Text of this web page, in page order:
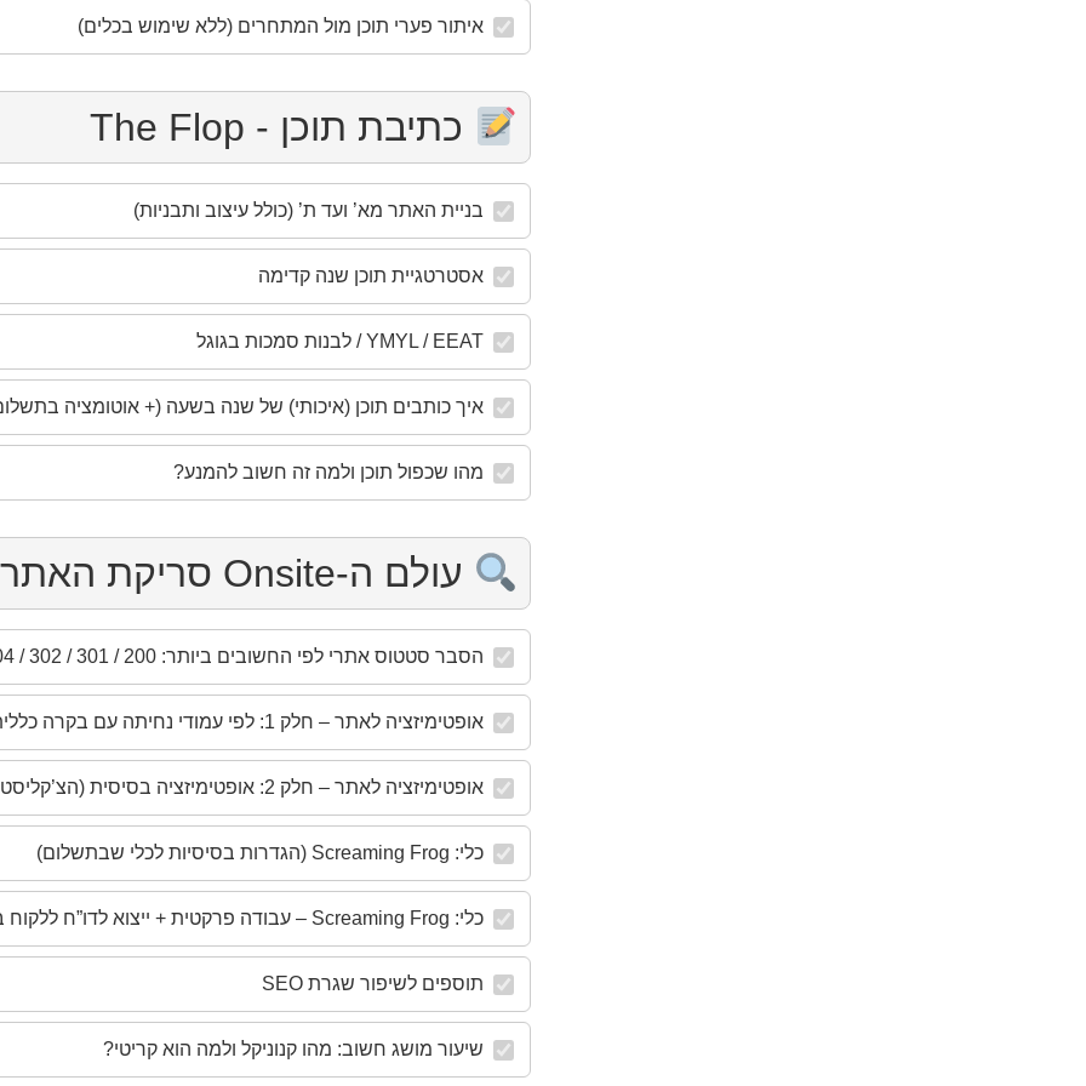
איתור פערי תוכן מול המתחרים (ללא שימוש בכלים)
כתיבת תוכן - The Flop
בניית האתר מא’ ועד ת’ (כולל עיצוב ותבניות)
אסטרטגיית תוכן שנה קדימה
YMYL / EEAT / לבנות סמכות בגוגל
איך כותבים תוכן (איכותי) של שנה בשעה (+ אוטומציה
מהו שכפול תוכן ולמה זה חשוב להמנע?
עולם ה-Onsite סריקת האתר - Full Scan
הסבר סטטוס אתרי לפי החשובים ביותר: 200 / 301 / 302 / 404 / 500
אופטימיזציה לאתר – חלק 1: לפי עמודי נחיתה עם בקרה כללית לאתר (הצ’קליסט המלא)
אופטימיזציה לאתר – חלק 2: אופטימיזציה בסיסית (הצ’קליסט המלא)
כלי: Screaming Frog (הגדרות בסיסיות לכלי שבתשלום)
כלי: Screaming Frog – עבודה פרקטית + ייצוא לדו”ח ללקוח בפחות מ-10 שניות
תוספים לשיפור שגרת SEO
שיעור מושג חשוב: מהו קנוניקל ולמה הוא קריטי?